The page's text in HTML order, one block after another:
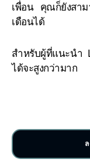
เพื่อน คุณก็ยังสา
เดือนได้
สำหรับผู้ที่แนะนำ
ได้จะสูงกว่ามาก